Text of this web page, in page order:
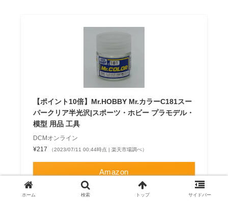
【ポイント10倍】Mr.HOBBY Mr.カラーC181スー
パークリア半光沢|スポーツ・ホビー プラモデル・
模型 用品 工具
DCMオンライン
¥217
（2023/07/11 00:44時点 | 楽天市場調べ）
Amazon
ホーム 検索 トップ サイドバー